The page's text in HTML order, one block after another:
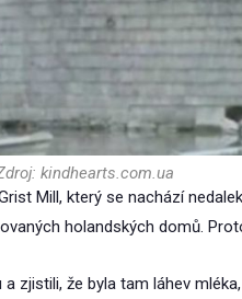
kindhearts.com.ua
Mill, který se nachází
holandských domů.
zjistili, že byla tam láhev